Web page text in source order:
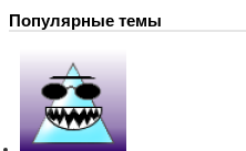
Популярные темы